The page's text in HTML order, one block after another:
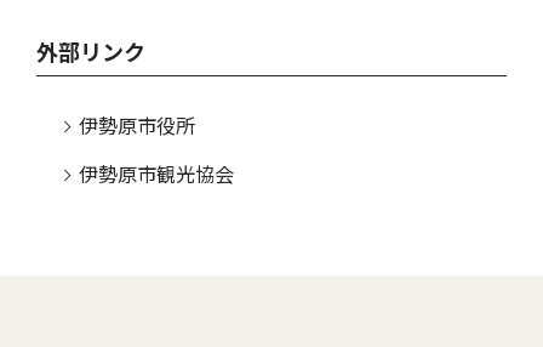
外部リンク
伊勢原市役所
伊勢原市観光協会